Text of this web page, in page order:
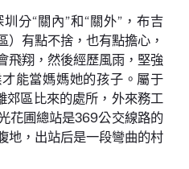
“關內”和“關外”，布吉
）有點不捨，也有點擔心，
飛翔，然後經歷風雨，堅強
能當媽媽她的孩子。屬于
郊區比來的處所，外來務工
花圃總站是369公交線路的
地，出站后是一段彎曲的村